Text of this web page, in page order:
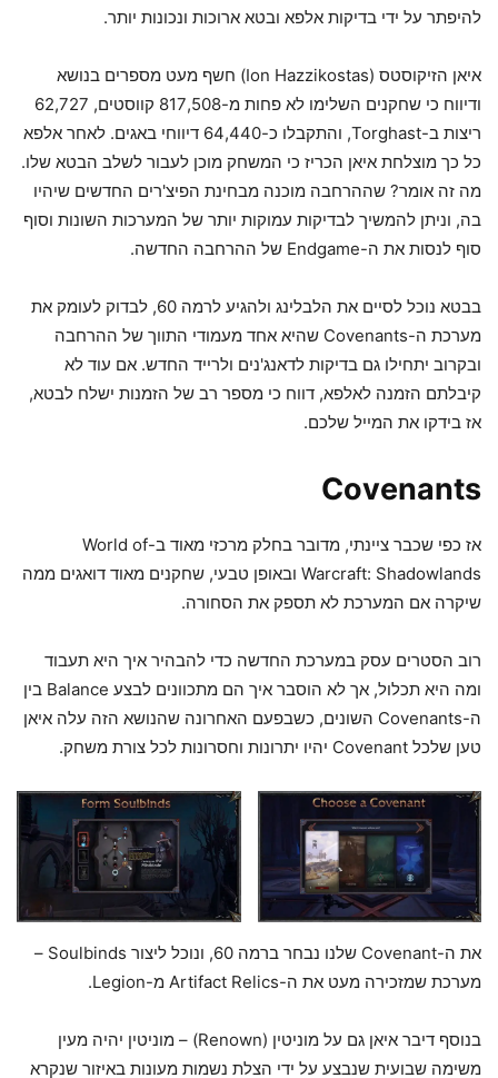
להיפתר על ידי בדיקות אלפא ובטא ארוכות ונכונות יותר.
איאן הזיקוסטס (Ion Hazzikostas) חשף מעט מספרים בנושא
ודיווח כי שחקנים השלימו לא פחות מ-817,508 קווסטים, 62,727
ריצות ב-Torghast, והתקבלו כ-64,440 דיווחי באגים. לאחר אלפא
כל כך מוצלחת איאן הכריז כי המשחק מוכן לעבור לשלב הבטא שלו.
מה זה אומר? שההרחבה מוכנה מבחינת הפיצ'רים החדשים שיהיו
בה, וניתן להמשיך לבדיקות עמוקות יותר של המערכות השונות וסוף
סוף לנסות את ה-Endgame של ההרחבה החדשה.
בבטא נוכל לסיים את הלבלינג ולהגיע לרמה 60, לבדוק לעומק את
מערכת ה-Covenants שהיא אחד מעמודי התווך של ההרחבה
ובקרוב יתחילו גם בדיקות לדאנג'נים ולרייד החדש. אם עוד לא
קיבלתם הזמנה לאלפא, דווח כי מספר רב של הזמנות ישלח לבטא,
אז בידקו את המייל שלכם.
Covenants
אז כפי שכבר ציינתי, מדובר בחלק מרכזי מאוד ב-World of
Warcraft: Shadowlands ובאופן טבעי, שחקנים מאוד דואגים ממה
שיקרה אם המערכת לא תספק את הסחורה.
רוב הסטרים עסק במערכת החדשה כדי להבהיר איך היא תעבוד
ומה היא תכלול, אך לא הוסבר איך הם מתכוונים לבצע Balance בין
ה-Covenants השונים, כשבפעם האחרונה שהנושא הזה עלה איאן
טען שלכל Covenant יהיו יתרונות וחסרונות לכל צורת משחק.
את ה-Covenant שלנו נבחר ברמה 60, ונוכל ליצור Soulbinds –
מערכת שמזכירה מעט את ה-Artifact Relics מ-Legion.
בנוסף דיבר איאן גם על מוניטין (Renown) – מוניטין יהיה מעין
משימה שבועית שנבצע על ידי הצלת נשמות מעונות באיזור שנקרא